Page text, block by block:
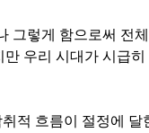
그렇게 함으로써
우리 시대가 시급
적 흐름이 절정에